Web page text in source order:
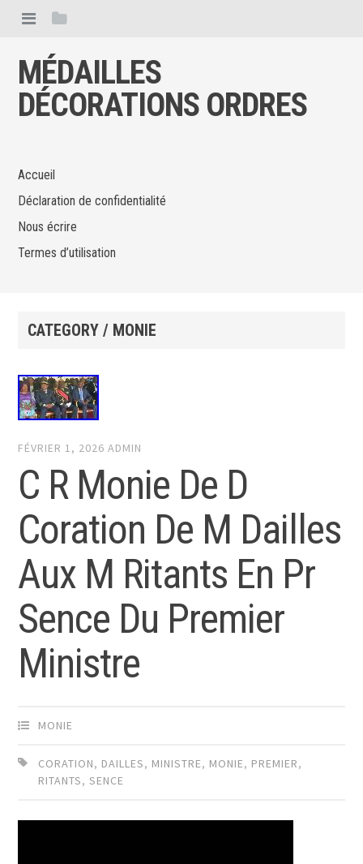
MÉDAILLES
DÉCORATIONS ORDRES
Accueil
Déclaration de confidentialité
Nous écrire
Termes d’utilisation
CATEGORY / MONIE
FÉVRIER 1, 2026 ADMIN
C R Monie De D
Coration De M Dailles
Aux M Ritants En Pr
Sence Du Premier
Ministre
MONIE
CORATION, DAILLES, MINISTRE, MONIE, PREMIER,
RITANTS,SENCE